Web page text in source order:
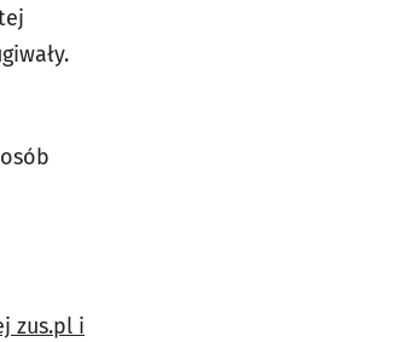
zus.pl i